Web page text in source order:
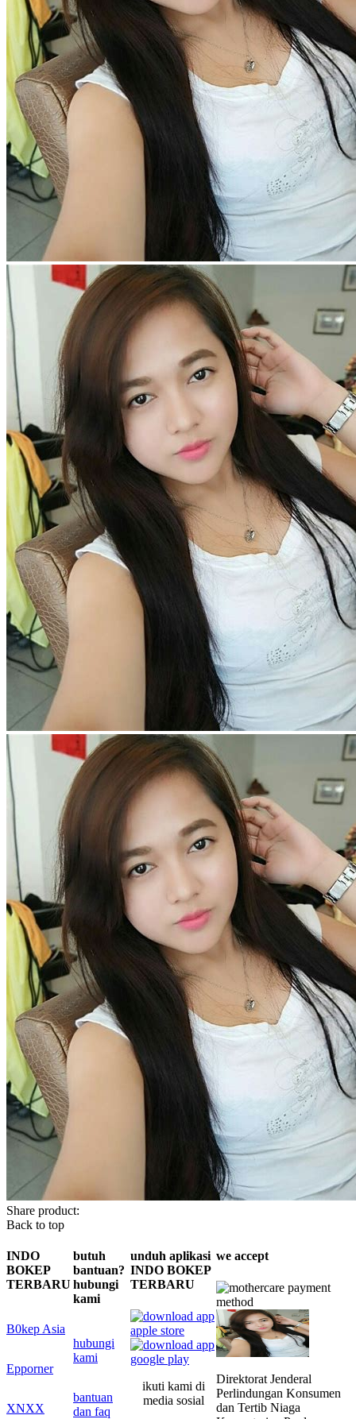
Share product:
Back to top
INDO
BOKEP
TERBARU
B0kep Asia
Epporner
XNXX
butuh
bantuan?
hubungi
kami
hubungi
kami
bantuan
dan faq
unduh aplikasi
INDO BOKEP
TERBARU
ikuti kami di
media sosial
we accept
Direktorat Jenderal
Perlindungan Konsumen
dan Tertib Niaga